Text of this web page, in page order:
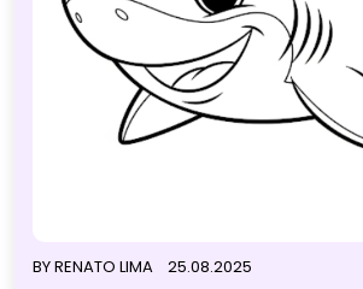
BYRENATO LIMA 25.08.2025